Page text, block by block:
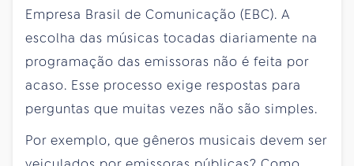
Empresa Brasil de Comunicação (EBC). A
escolha das músicas tocadas diariamente na
programação das emissoras não é feita por
acaso. Esse processo exige respostas para
perguntas que muitas vezes não são simples.
Por exemplo, que gêneros musicais devem ser